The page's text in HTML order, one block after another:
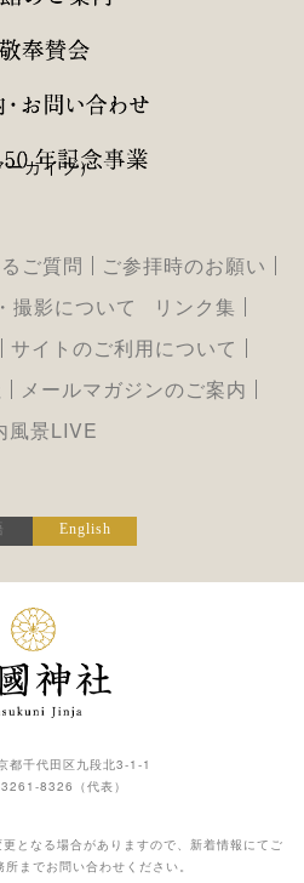
ーカイブ）
ご質問
ご参拝時のお願い
撮影について
リンク集
サイトのご利用について
メールマガジンのご案内
風景LIVE
English
都千代田区九段北3-1-1
8326 （代表）
となる場合がありますので、新着情報にてご
までお問い合わせください。